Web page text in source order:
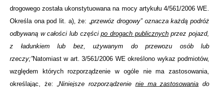
drogowego została ukonstytuowana na mocy artykułu 4/561/2006 WE.
Określa ona pod lit. a), że: „przewóz drogowy” oznacza każdą podróż
odbywaną w całości lub częścipo drogach publicznychprzez pojazd,
z ładunkiem lub bez, używanym do przewozu osób lub
rzeczy;”Natomiast w art. 3/561/2006 WE określono wykaz podmiotów,
względem których rozporządzenie w ogóle nie ma zastosowania,
określając, że: „Niniejsze rozporządzenie nie ma zastosowania do